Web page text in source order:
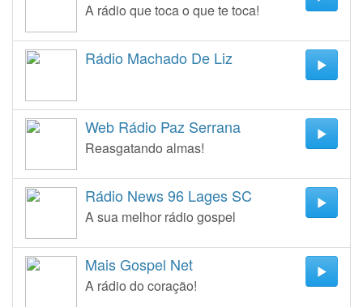
A rádio que toca o que te toca!
Rádio Machado De Liz
Web Rádio Paz Serrana
Reasgatando almas!
Rádio News 96 Lages SC
A sua melhor rádio gospel
Mais Gospel Net
A rádio do coração!